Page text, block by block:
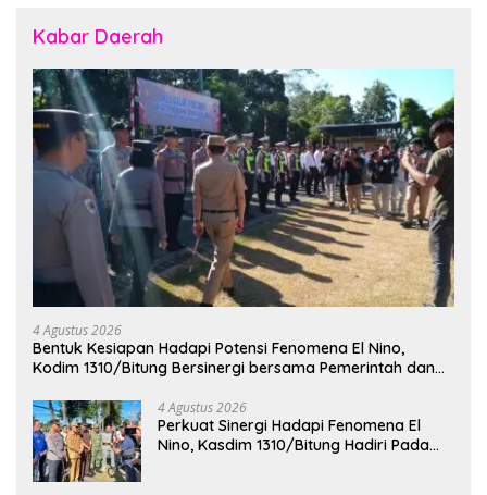
Kabar Daerah
4 Agustus 2026
Bentuk Kesiapan Hadapi Potensi Fenomena El Nino,
Kodim 1310/Bitung Bersinergi bersama Pemerintah dan
Bencana
4 Agustus 2026
Perkuat Sinergi Hadapi Fenomena El
Nino, Kasdim 1310/Bitung Hadiri Pada